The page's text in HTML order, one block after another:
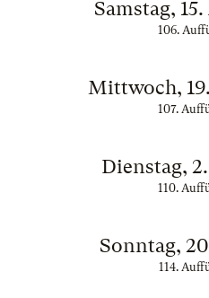
Samstag,
106.
Mittwoch,
107.
Dienstag,
110.
Sonntag,
114.